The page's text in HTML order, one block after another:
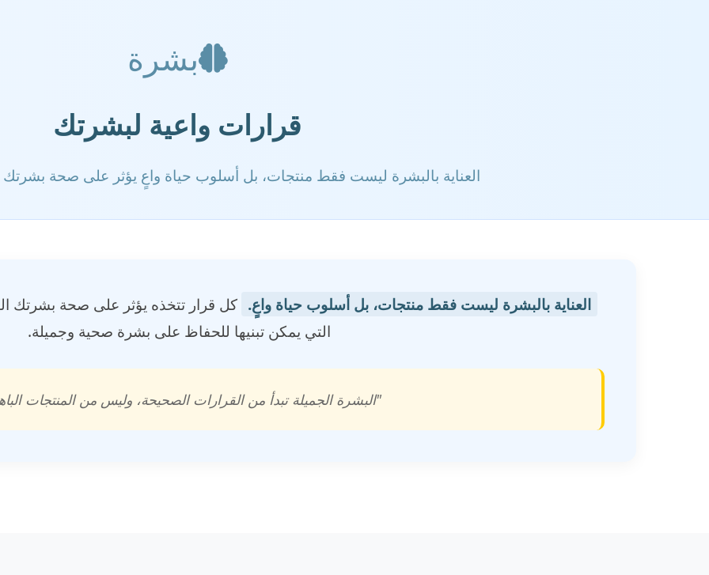
بشرة
قرارات واعية لبشرتك
العناية بالبشرة ليست فقط منتجات، بل أسلوب حياة واعٍ يؤثر على صحة
العناية بالبشرة ليست فقط منتجات، بل أسلوب حياة واعٍ. كل قرار تتخذه يؤثر على صحة بشرتك
التي يمكن تبنيها للحفاظ على بشرة صحية وجميلة.
"البشرة الجميلة تبدأ من القرارات الصحيحة، وليس من المنتجات